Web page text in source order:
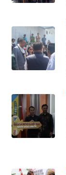
TAPANULI
WN
SAMOSIR
LAWAS
WN
SUMEDANG
CIANJUR